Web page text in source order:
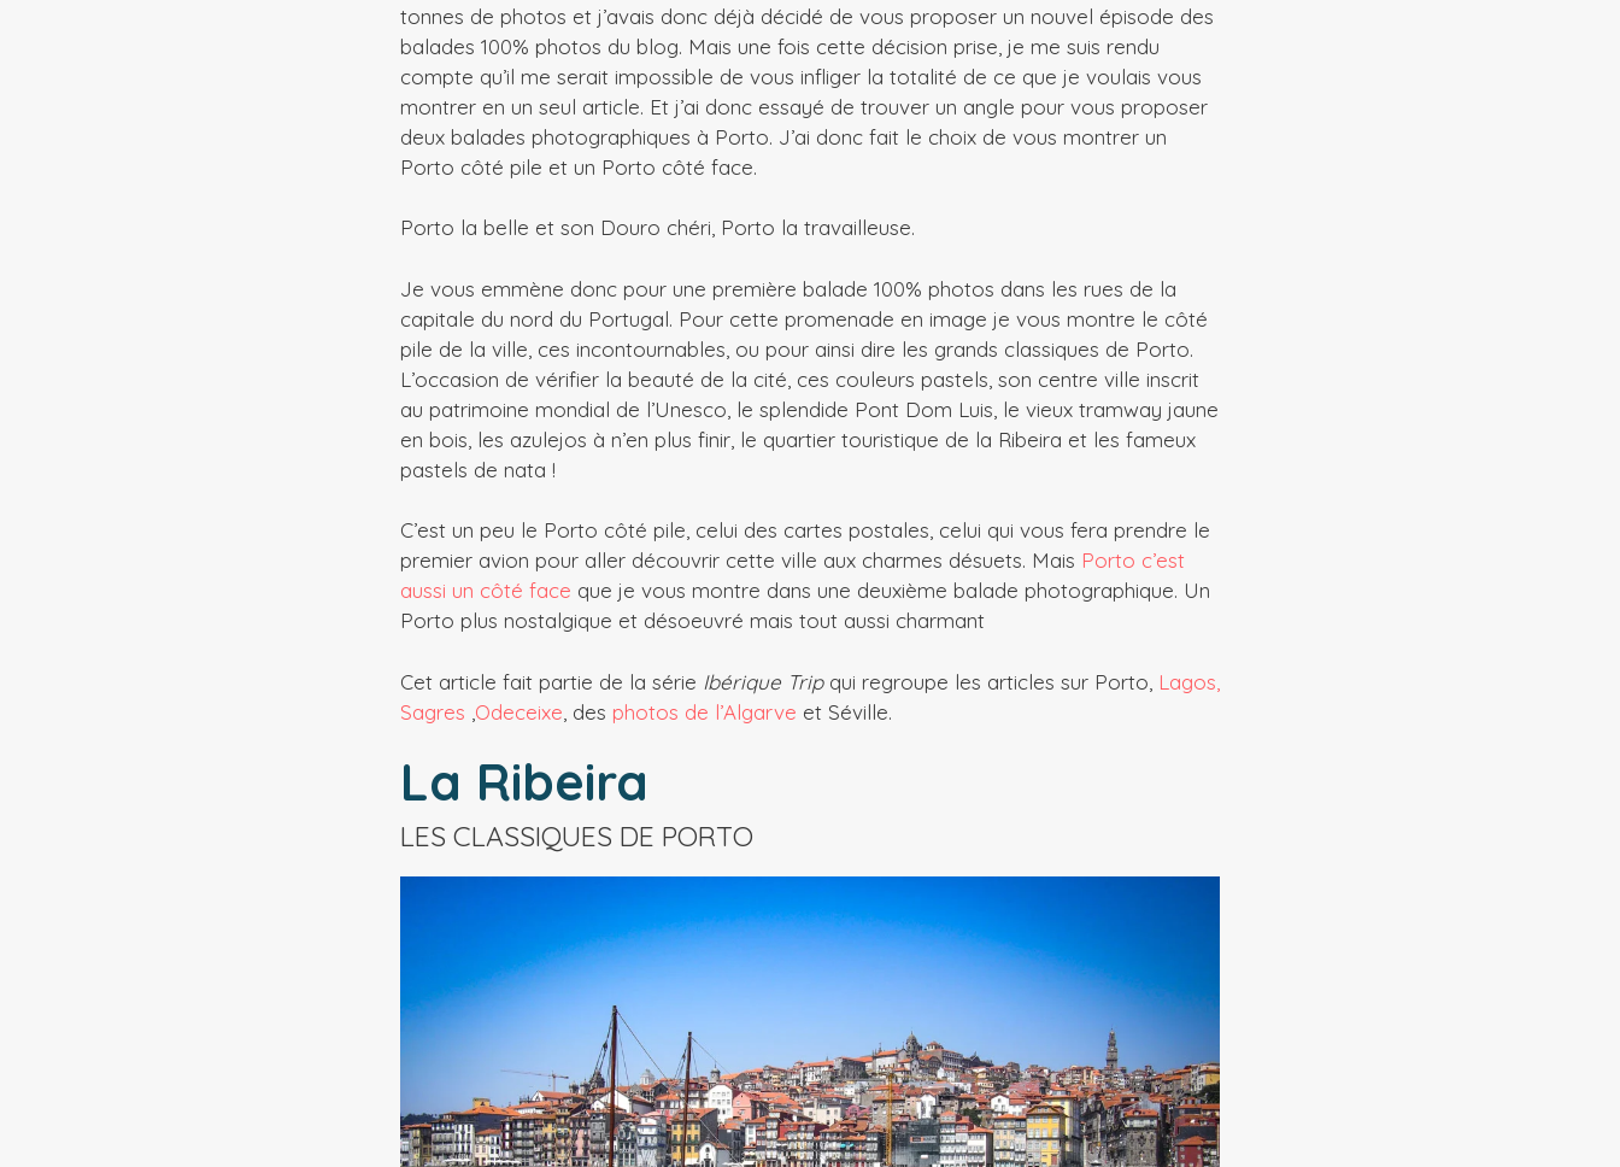
tonnes de photos et j’avais donc déjà décidé de vous proposer un nouvel épisode des
balades 100% photos du blog. Mais une fois cette décision prise, je me suis rendu
compte qu’il me serait impossible de vous infliger la totalité de ce que je voulais vous
montrer en un seul article. Et j’ai donc essayé de trouver un angle pour vous proposer
deux balades photographiques à Porto. J’ai donc fait le choix de vous montrer un
Porto côté pile et un Porto côté face.
Porto la belle et son Douro chéri, Porto la travailleuse.
Je vous emmène donc pour une première balade 100% photos dans les rues de la
capitale du nord du Portugal. Pour cette promenade en image je vous montre le côté
pile de la ville, ces incontournables, ou pour ainsi dire les grands classiques de Porto.
L’occasion de vérifier la beauté de la cité, ces couleurs pastels, son centre ville inscrit
au patrimoine mondial de l’Unesco, le splendide Pont Dom Luis, le vieux tramway jaune
en bois, les azulejos à n’en plus finir, le quartier touristique de la Ribeira et les fameux
pastels de nata !
C’est un peu le Porto côté pile, celui des cartes postales, celui qui vous fera prendre le
premier avion pour aller découvrir cette ville aux charmes désuets. Mais Porto c’est
aussi un côté face que je vous montre dans une deuxième balade photographique. Un
Porto plus nostalgique et désoeuvré mais tout aussi charmant
Cet article fait partie de la série Ibérique Tripqui regroupe les articles sur Porto, Lagos,
Sagres Odeceixe , des photos de l’Algarve et Séville.
La Ribeira
LES CLASSIQUES DE PORTO